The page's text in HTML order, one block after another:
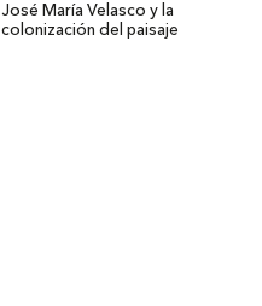
José María Velasco y la
colonización del paisaje